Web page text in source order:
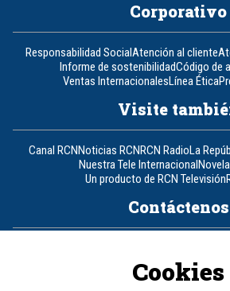
Corporativo
Responsabilidad SocialAtención al cliente
Informe de sostenibilidadCódigo de
Ventas InternacionalesLínea Ética
Visite
Canal RCNNoticias RCNRCN RadioLa
Nuestra Tele Internacional
Un producto de RCN Televisión
Contáctenos
Cookies